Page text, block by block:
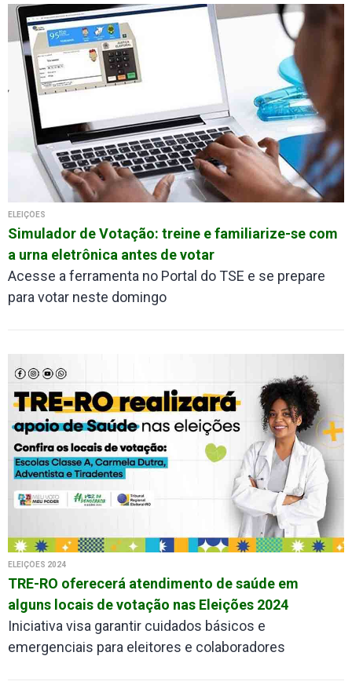
ELEIÇÕES
Simulador de Votação: treine e familiarize-se com
a urna eletrônica antes de votar
Acesse a ferramenta no Portal do TSE e se prepare
para votar neste domingo
ELEIÇÕES 2024
TRE-RO oferecerá atendimento de saúde em
alguns locais de votação nas Eleições 2024
Iniciativa visa garantir cuidados básicos e
emergenciais para eleitores e colaboradores